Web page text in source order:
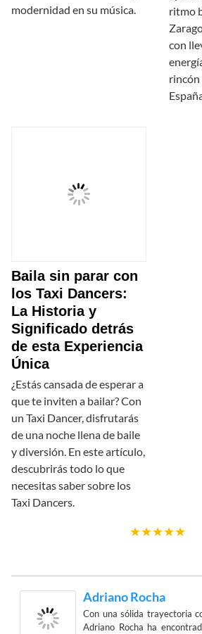
modernidad en su música.
ritmo
con
rincón
Baila sin parar con
los Taxi Dancers:
La Historia y
Significado detrás
de esta Experiencia
Única
¿Estás cansada de esperar a
que te inviten a bailar? Con
un Taxi Dancer, disfrutarás
de una noche llena de baile
y diversión. En este artículo,
descubrirás todo lo que
necesitas saber sobre los
Taxi Dancers.
★★★★★
Adriano Rocha
Con una sólida trayectoria
Adriano Rocha ha